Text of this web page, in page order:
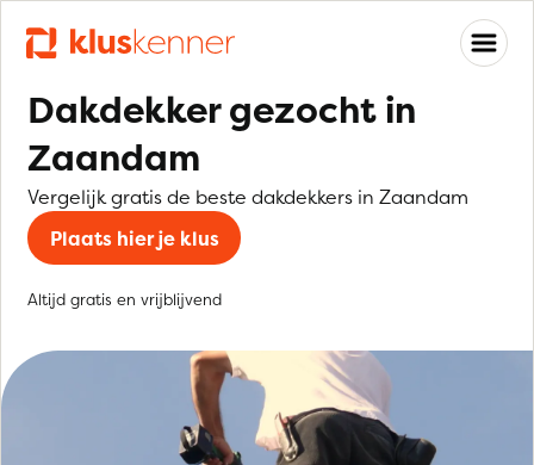
Dakdekker gezocht in
Zaandam
Vergelijk gratis de beste dakdekkers in Zaandam
Plaats hier je klus
Altijd gratis en vrijblijvend